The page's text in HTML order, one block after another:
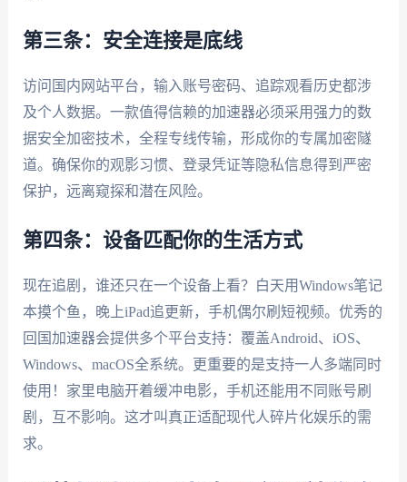
第三条：安全连接是底线
访问国内网站平台，输入账号密码、追踪观看历史都涉
及个人数据。一款值得信赖的加速器必须采用强力的数
据安全加密技术，全程专线传输，形成你的专属加密隧
道。确保你的观影习惯、登录凭证等隐私信息得到严密
保护，远离窥探和潜在风险。
第四条：设备匹配你的生活方式
现在追剧，谁还只在一个设备上看？白天用Windows笔记
本摸个鱼，晚上iPad追更新，手机偶尔刷短视频。优秀的
回国加速器会提供多个平台支持：覆盖Android、iOS、
Windows、macOS全系统。更重要的是支持一人多端同时
使用！家里电脑开着缓冲电影，手机还能用不同账号刷
剧，互不影响。这才叫真正适配现代人碎片化娱乐的需
求。